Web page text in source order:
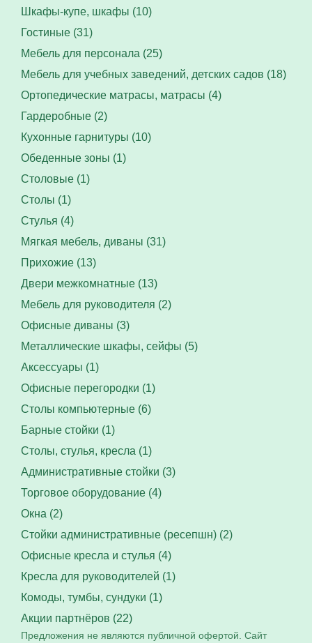
Шкафы-купе, шкафы (10)
Гостиные (31)
Мебель для персонала (25)
Мебель для учебных заведений, детских садов (18)
Ортопедические матрасы, матрасы (4)
Гардеробные (2)
Кухонные гарнитуры (10)
Обеденные зоны (1)
Столовые (1)
Столы (1)
Стулья (4)
Мягкая мебель, диваны (31)
Прихожие (13)
Двери межкомнатные (13)
Мебель для руководителя (2)
Офисные диваны (3)
Металлические шкафы, сейфы (5)
Аксессуары (1)
Офисные перегородки (1)
Столы компьютерные (6)
Барные стойки (1)
Столы, стулья, кресла (1)
Административные стойки (3)
Торговое оборудование (4)
Окна (2)
Стойки административные (ресепшн) (2)
Офисные кресла и стулья (4)
Кресла для руководителей (1)
Комоды, тумбы, сундуки (1)
Акции партнёров (22)
Предложения не являются публичной офертой. Сайт